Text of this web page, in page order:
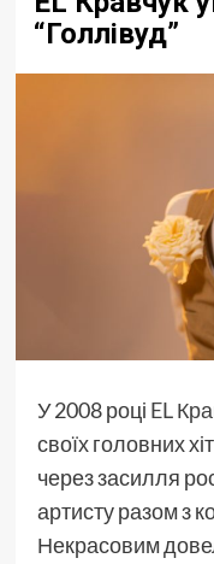
“Голлівуд”
У 2008 році EL
своїх головних
через засилля
артисту разом з
Некрасовим